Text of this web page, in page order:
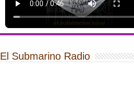
El Submarino Radio